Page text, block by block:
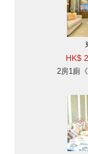
HK$
2房1廁